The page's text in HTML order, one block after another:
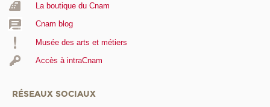
La boutique du Cnam
Cnam blog
Musée des arts et métiers
Accès à intraCnam
RÉSEAUX SOCIAUX